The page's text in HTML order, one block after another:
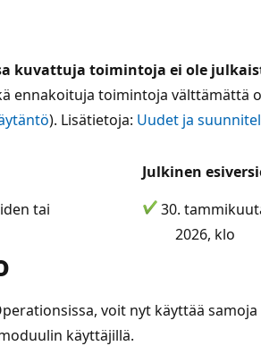
kuvattuja toimintoja ei ole
ennakoituja toimintoja välttämättä
). Lisätietoja: Uudet ja
Julkinen
tai
30.
2026, klo
voit nyt käyttää samoja
käyttäjillä.